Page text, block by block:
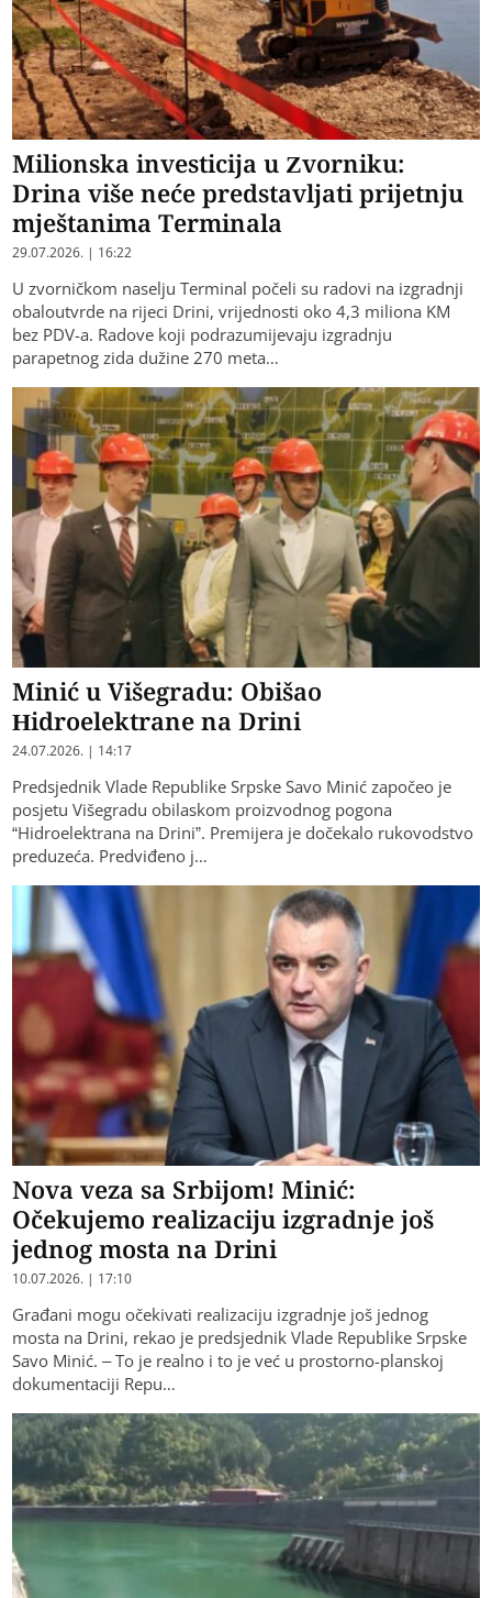
Milionska investicija u Zvorniku:
Drina više neće predstavljati prijetnju
mještanima Terminala
29.07.2026. | 16:22
U zvorničkom naselju Terminal počeli su radovi na izgradnji
obaloutvrde na rijeci Drini, vrijednosti oko 4,3 miliona KM
bez PDV-a. Radove koji podrazumijevaju izgradnju
parapetnog zida dužine 270 meta…
Minić u Višegradu: Obišao
Hidroelektrane na Drini
24.07.2026. | 14:17
Predsjednik Vlade Republike Srpske Savo Minić započeo je
posjetu Višegradu obilaskom proizvodnog pogona
“Hidroelektrana na Drini”. Premijera je dočekalo rukovodstvo
preduzeća. Predviđeno j…
Nova veza sa Srbijom! Minić:
Očekujemo realizaciju izgradnje još
jednog mosta na Drini
10.07.2026. | 17:10
Građani mogu očekivati realizaciju izgradnje još jednog
mosta na Drini, rekao je predsjednik Vlade Republike Srpske
Savo Minić. – To je realno i to je već u prostorno-planskoj
dokumentaciji Repu…